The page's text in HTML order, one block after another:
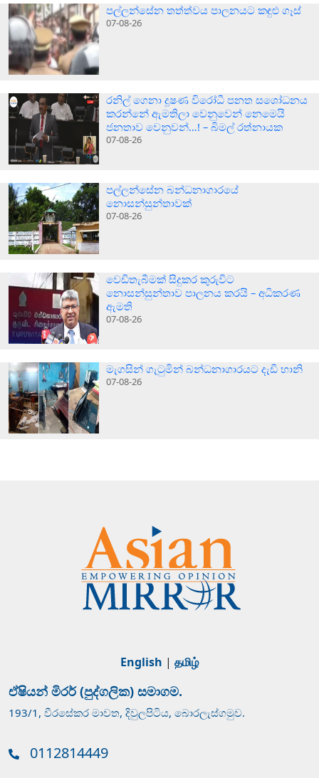
පල්ලන්සේන තත්ත්වය පාලනයට කඳුළු ගෑස්
07-08-26
රනිල් ගෙනා දූෂණ විරෝධී පනත සශෝධනය
කරන්නේ ඇමතිලා වෙනුවෙන් නෙමෙයි
ජනතාව වෙනුවන්…! – බිමල් රත්නායක
07-08-26
පල්ලන්සේන බන්ධනාගාරයේ
නොසන්සුන්තාවක්
07-08-26
වෙඩිතැබීමක් සිදුකර කුරුවිට
නොසන්සුන්තාව පාලනය කරයි – අධිකරණ
ඇමති
07-08-26
මැගසින් ගැටුමින් බන්ධනාගාරයට දැඩි හානි
07-08-26
English | தமிழ்
ඒෂියන් මිරර් (පුද්ගලික) සමාගම.
193/1, වීරසේකර මාවත, දිවුලපිටිය, බොරලැස්ගමුව.
0112814449